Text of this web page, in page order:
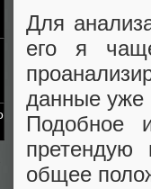
Для
его я
данные уже
Подобное
претендую
общее